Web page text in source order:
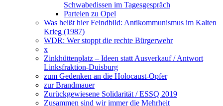
Schwabedissen im Tagesgespräch
Parteien zu Opel
Was heißt hier Feindbild: Antikommunismus im Kalten
Krieg (1987)
WDR: Wer stoppt die rechte Bürgerwehr
x
Zinkhüttenplatz – Ideen statt Ausverkauf / Antwort
Linksfraktion-Duisburg
zum Gedenken an die Holocaust-Opfer
zur Brandmauer
Zurückgewiesene Solidarität / ESSQ 2019
Zusammen sind wir immer die Mehrheit